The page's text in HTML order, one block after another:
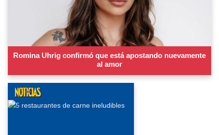
Romina Uhrig confirmó que está apostando nuevamente
al amor